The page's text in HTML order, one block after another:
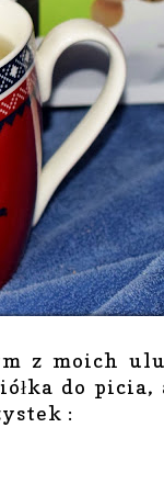
z moich
do
: